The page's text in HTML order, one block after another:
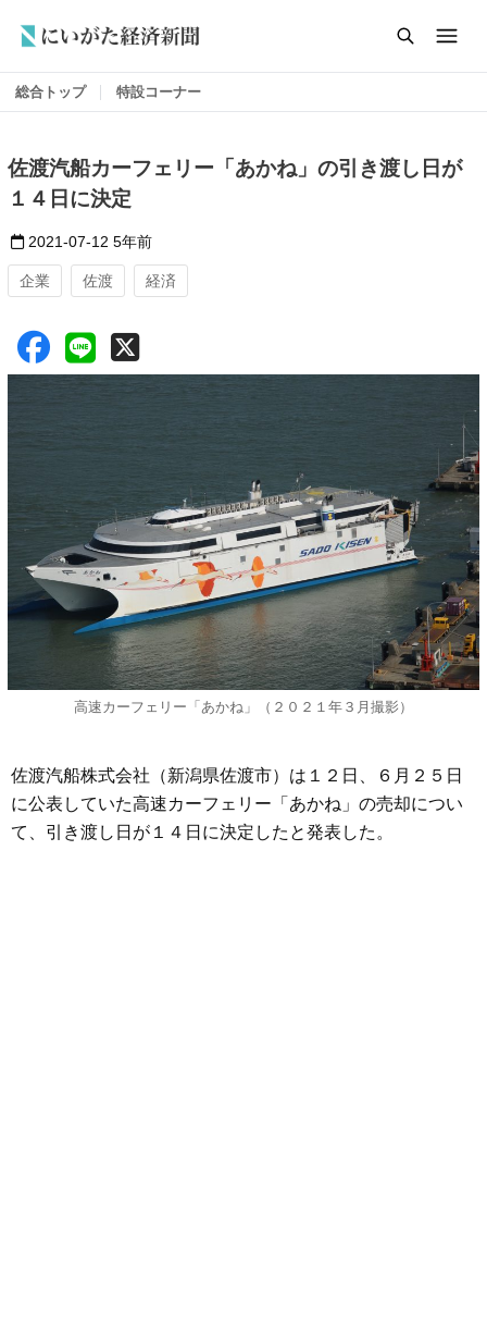
総合トップ 特設コーナー
佐渡汽船カーフェリー「あかね」の引き渡し日が
１４日に決定
2021-07-12 5年前
企業 佐渡 経済
高速カーフェリー「あかね」（２０２１年３月撮影）
佐渡汽船株式会社（新潟県佐渡市）は１２日、６月２５日
に公表していた高速カーフェリー「あかね」の売却につい
て、引き渡し日が１４日に決定したと発表した。